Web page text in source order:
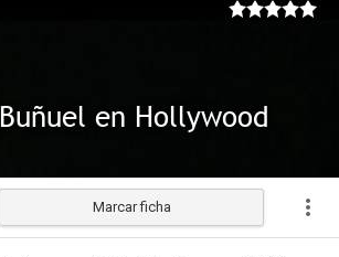
Buñuel en Hollywood
Marcar ficha